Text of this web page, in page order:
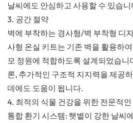
날씨에도 안심하고 사용할 수 있습니
3. 공간 절약
벽에 부착하는 경사형/벽 부착형 디
사형 온실 키트는 기존 벽을 활용하
모 정원에 적합하도록 설계되었습니
론, 추가적인 구조적 지지력을 제공
데에도 도움이 됩니다.
4. 최적의 식물 건강을 위한 전문적인
통합 환기 시스템: 햇볕이 강한 날씨